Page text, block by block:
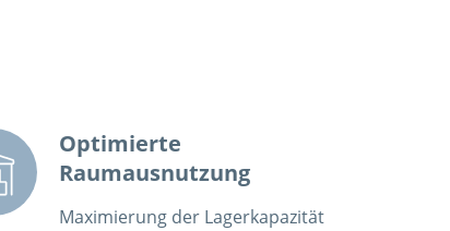
Optimierte
Raumausnutzung
Maximierung der Lagerkapazität